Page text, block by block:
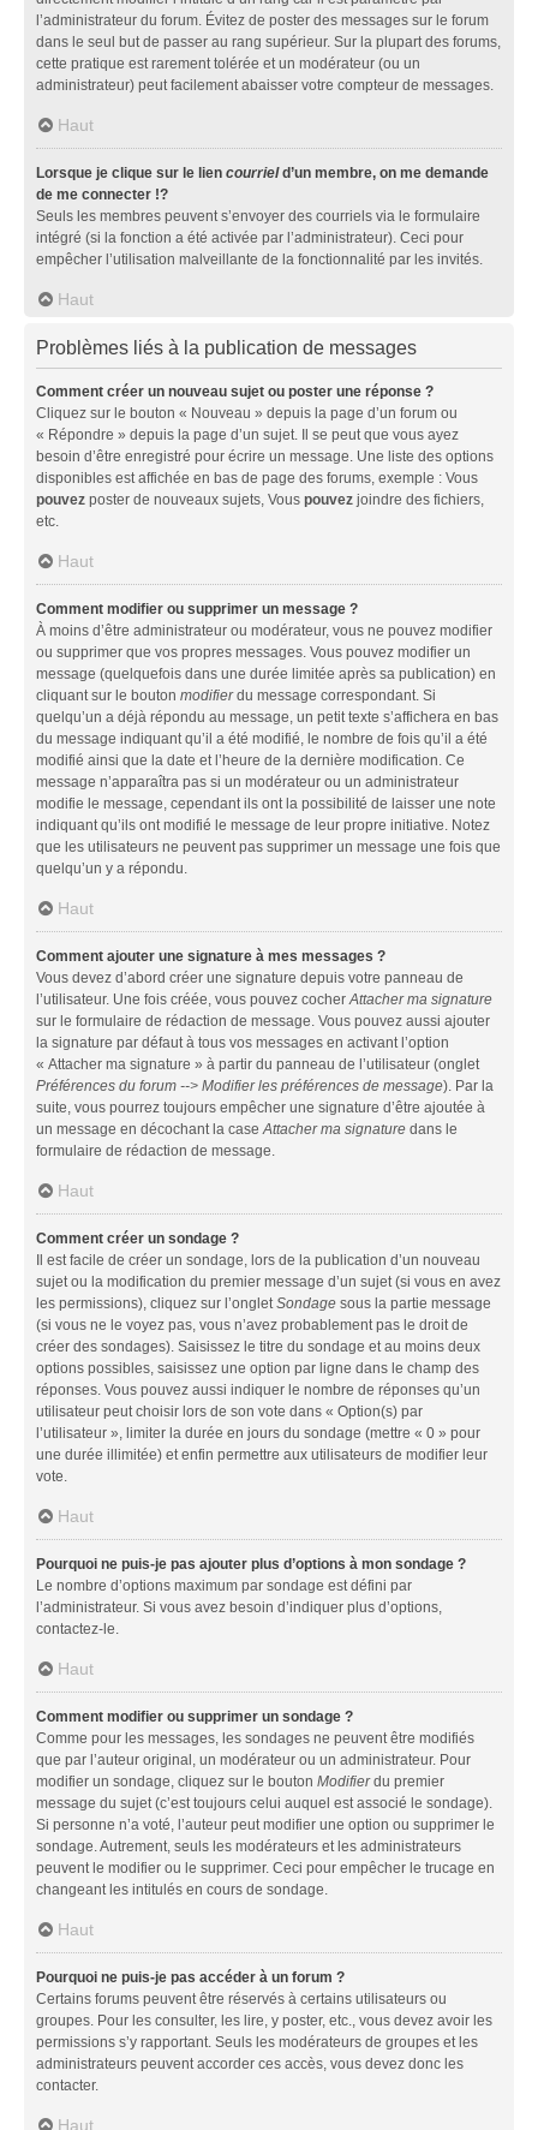
l’administrateur du forum. Évitez de poster des messages sur le forum
dans le seul but de passer au rang supérieur. Sur la plupart des forums,
cette pratique est rarement tolérée et un modérateur (ou un
administrateur) peut facilement abaisser votre compteur de messages.
Haut
Lorsque je clique sur le lien courrield’un membre, on me demande
de me connecter !?
Seuls les membres peuvent s’envoyer des courriels via le formulaire
intégré (si la fonction a été activée par l’administrateur). Ceci pour
empêcher l’utilisation malveillante de la fonctionnalité par les invités.
Haut
Problèmes liés à la publication de messages
Comment créer un nouveau sujet ou poster une réponse ?
Cliquez sur le bouton « Nouveau » depuis la page d’un forum ou
« Répondre » depuis la page d’un sujet. Il se peut que vous ayez
besoin d’être enregistré pour écrire un message. Une liste des options
disponibles est affichée en bas de page des forums, exemple : Vous
pouvez poster de nouveaux sujets, Vous pouvez joindre des fichiers,
etc.
Haut
Comment modifier ou supprimer un message ?
À moins d’être administrateur ou modérateur, vous ne pouvez modifier
ou supprimer que vos propres messages. Vous pouvez modifier un
message (quelquefois dans une durée limitée après sa publication) en
cliquant sur le bouton modifierdu message correspondant. Si
quelqu’un a déjà répondu au message, un petit texte s’affichera en bas
du message indiquant qu’il a été modifié, le nombre de fois qu’il a été
modifié ainsi que la date et l’heure de la dernière modification. Ce
message n’apparaîtra pas si un modérateur ou un administrateur
modifie le message, cependant ils ont la possibilité de laisser une note
indiquant qu’ils ont modifié le message de leur propre initiative. Notez
que les utilisateurs ne peuvent pas supprimer un message une fois que
quelqu’un y a répondu.
Haut
Comment ajouter une signature à mes messages ?
Vous devez d’abord créer une signature depuis votre panneau de
l’utilisateur. Une fois créée, vous pouvez cocherAttacher ma signature
sur le formulaire de rédaction de message. Vous pouvez aussi ajouter
la signature par défaut à tous vos messages en activant l’option
« Attacher ma signature » à partir du panneau de l’utilisateur (onglet
Préférences du forum --> Modifier les préférences de message). Par la
suite, vous pourrez toujours empêcher une signature d’être ajoutée à
un message en décochant la caseAttacher ma signature dans le
formulaire de rédaction de message.
Haut
Comment créer un sondage ?
Il est facile de créer un sondage, lors de la publication d’un nouveau
sujet ou la modification du premier message d’un sujet (si vous en avez
les permissions), cliquez sur l’ongletSondage sous la partie message
(si vous ne le voyez pas, vous n’avez probablement pas le droit de
créer des sondages). Saisissez le titre du sondage et au moins deux
options possibles, saisissez une option par ligne dans le champ des
réponses. Vous pouvez aussi indiquer le nombre de réponses qu’un
utilisateur peut choisir lors de son vote dans « Option(s) par
l’utilisateur », limiter la durée en jours du sondage (mettre « 0 » pour
une durée illimitée) et enfin permettre aux utilisateurs de modifier leur
vote.
Haut
Pourquoi ne puis-je pas ajouter plus d’options à mon sondage ?
Le nombre d’options maximum par sondage est défini par
l’administrateur. Si vous avez besoin d’indiquer plus d’options,
contactez-le.
Haut
Comment modifier ou supprimer un sondage ?
Comme pour les messages, les sondages ne peuvent être modifiés
que par l’auteur original, un modérateur ou un administrateur. Pour
modifier un sondage, cliquez sur le bouton Modifierdu premier
message du sujet (c’est toujours celui auquel est associé le sondage).
Si personne n’a voté, l’auteur peut modifier une option ou supprimer le
sondage. Autrement, seuls les modérateurs et les administrateurs
peuvent le modifier ou le supprimer. Ceci pour empêcher le trucage en
changeant les intitulés en cours de sondage.
Haut
Pourquoi ne puis-je pas accéder à un forum ?
Certains forums peuvent être réservés à certains utilisateurs ou
groupes. Pour les consulter, les lire, y poster, etc., vous devez avoir les
permissions s’y rapportant. Seuls les modérateurs de groupes et les
administrateurs peuvent accorder ces accès, vous devez donc les
contacter.
Haut